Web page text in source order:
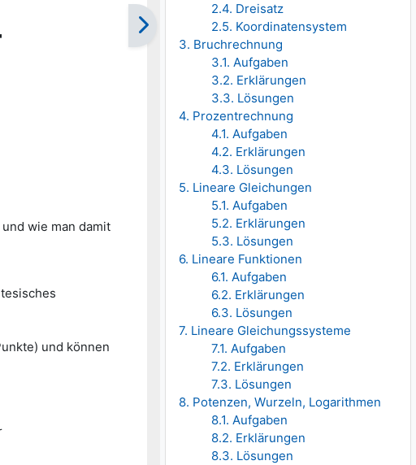
2.4. Dreisatz
2.5. Koordinatensystem
3. Bruchrechnung
3.1. Aufgaben
3.2. Erklärungen
3.3. Lösungen
4. Prozentrechnung
4.1. Aufgaben
4.2. Erklärungen
4.3. Lösungen
5. Lineare Gleichungen
5.1. Aufgaben
5.2. Erklärungen
5.3. Lösungen
6. Lineare Funktionen
6.1. Aufgaben
6.2. Erklärungen
6.3. Lösungen
7. Lineare Gleichungssysteme
7.1. Aufgaben
7.2. Erklärungen
7.3. Lösungen
8. Potenzen, Wurzeln, Logarithmen
8.1. Aufgaben
8.2. Erklärungen
8.3. Lösungen
wie man damit
und können